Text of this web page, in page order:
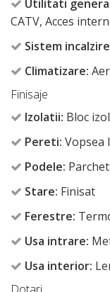
Utilitati
CATV, Acces
Sistem
Climatizare:
Finisaje
Izolatii: Bloc
Pereti: Vopsea
Podele:
Stare: Finisat
Ferestre:
Usa intrare:
Usa interior: